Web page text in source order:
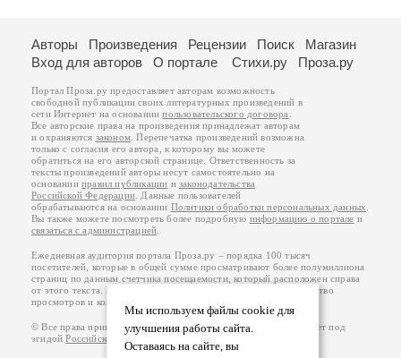
Мы используем файлы cookie для
улучшения работы сайта.
Оставаясь на сайте, вы
Авторы Произведения Рецензии Поиск
Магазин
Вход для авторов
О портале Стихи.ру Проза.ру
Портал Проза.ру предоставляет авторам возможность
свободной публикации своих литературных произведений в
сети Интернет на основаниипользовательского договора
Все авторские права на произведения принадлежат авторам
и охраняются законом . Перепечатка произведений возможна
только с согласия его автора, к которому вы можете
обратиться на его авторской странице. Ответственность за
тексты произведений авторы несут самостоятельно на
основанииправил публикации изаконодательства
Российской Федерации . Данные пользователей
обрабатываются на основании Политики обработки персональных данных
Вы также можете посмотреть более подробную информацию о портале и
связаться с администрацией
Ежедневная аудитория портала Проза.ру – порядка 100 тысяч
посетителей, которые в общей сумме просматривают более полумиллиона
страниц по данным счетчика посещаемости, который расположен справа
от этого текста. В каждой графе указано по две цифры: количество
просмотров и количество посетителей.
© Все права принадлежат авторам, 2000-2026. Портал работает под
эгидойРоссийского союза писателей